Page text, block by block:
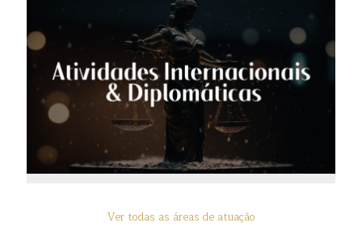
Ver todas as áreas de atuação